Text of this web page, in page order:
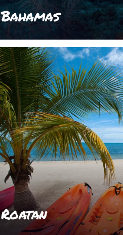
Bahamas
Roatan